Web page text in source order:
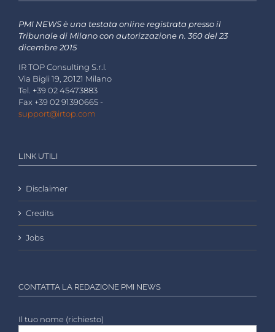
PMI NEWS è una testata online registrata presso il
Tribunale di Milano con autorizzazione n. 360 del 23
dicembre 2015
IR TOP Consulting S.r.l.
Via Bigli 19, 20121 Milano
Tel. +39 02 45473883
Fax +39 02 91390665 -
support@irtop.com
LINK UTILI
Disclaimer
Credits
Jobs
CONTATTA LA REDAZIONE PMI NEWS
Il tuo nome (richiesto)